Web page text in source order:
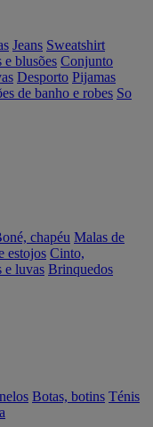
Jeans Sweatshirt
e blusões Conjunto
Desporto Pijamas
de banho e robes So
chapéu Malas de
estojos Cinto,
e luvas Brinquedos
Botas, botins Ténis